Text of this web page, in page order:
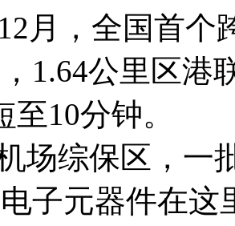
月，全国首
1.64公里区港
至10分钟。
场综保区，一
子元器件在这